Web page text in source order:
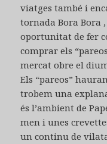
viatges també i
tornada Bora Bora
oportunitat de fer
comprar els
mercat obre el
Els “pareos”
trobem una
és l’ambient de
men i unes
un continu de